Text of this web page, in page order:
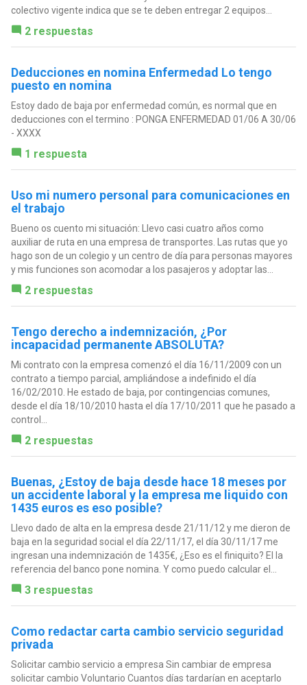
colectivo vigente indica que se te deben entregar 2 equipos...
2 respuestas
Deducciones en nomina Enfermedad Lo tengo
puesto en nomina
Estoy dado de baja por enfermedad común, es normal que en
deducciones con el termino : PONGA ENFERMEDAD 01/06 A 30/06
- XXXX
1 respuesta
Uso mi numero personal para comunicaciones en
el trabajo
Bueno os cuento mi situación: Llevo casi cuatro años como
auxiliar de ruta en una empresa de transportes. Las rutas que yo
hago son de un colegio y un centro de día para personas mayores
y mis funciones son acomodar a los pasajeros y adoptar las...
2 respuestas
Tengo derecho a indemnización, ¿Por
incapacidad permanente ABSOLUTA?
Mi contrato con la empresa comenzó el día 16/11/2009 con un
contrato a tiempo parcial, ampliándose a indefinido el día
16/02/2010. He estado de baja, por contingencias comunes,
desde el día 18/10/2010 hasta el día 17/10/2011 que he pasado a
control...
2 respuestas
Buenas, ¿Estoy de baja desde hace 18 meses por
un accidente laboral y la empresa me liquido con
1435 euros es eso posible?
Llevo dado de alta en la empresa desde 21/11/12 y me dieron de
baja en la seguridad social el día 22/11/17, el día 30/11/17 me
ingresan una indemnización de 1435€, ¿Eso es el finiquito? El la
referencia del banco pone nomina. Y como puedo calcular el...
3 respuestas
Como redactar carta cambio servicio seguridad
privada
Solicitar cambio servicio a empresa Sin cambiar de empresa
solicitar cambio Voluntario Cuantos días tardarían en aceptarlo